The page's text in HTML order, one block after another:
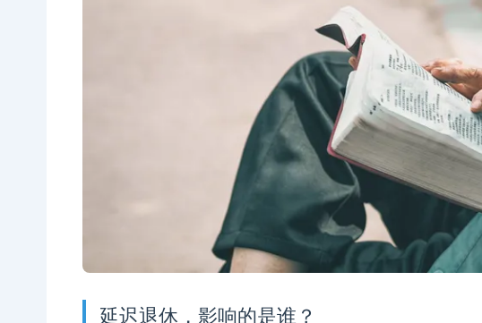
延迟退休，影响的是谁？